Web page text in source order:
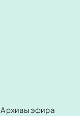
Архивы эфира